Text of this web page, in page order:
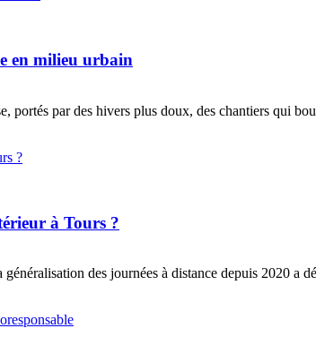
en milieu urbain
portés par des hivers plus doux, des chantiers qui
à Tours ?
des journées à distance depuis 2020 a